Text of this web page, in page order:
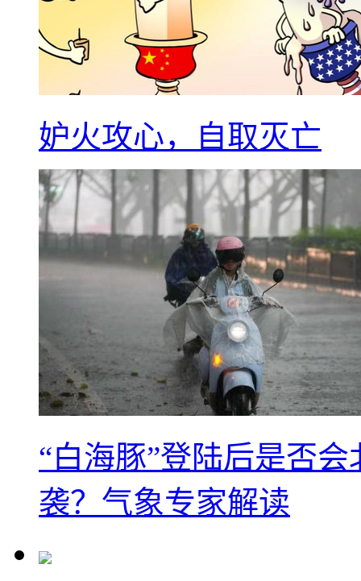
妒火攻心，自取灭亡
“白海豚”登陆后是否
袭？气象专家解读